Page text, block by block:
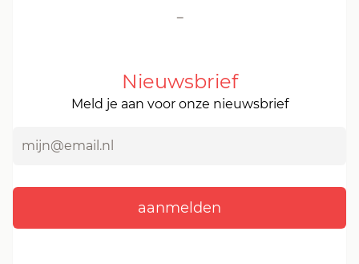
-
Nieuwsbrief
Meld je aan voor onze nieuwsbrief